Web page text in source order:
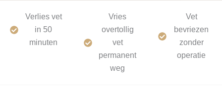
Verlies vet
in 50
minuten
Vries
overtollig
vet
permanent
weg
Vet
bevriezen
zonder
operatie